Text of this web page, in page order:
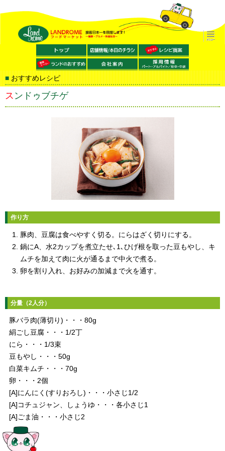
おすすめレシピ
スンドゥブチゲ
作り方
豚肉、豆腐は食べやすく切る。にらはざく切りにする。
鍋にA、水2カップを煮立たせ､1､ひげ根を取った豆もやし、キ
ムチを加えて肉に火が通るまで中火で煮る。
卵を割り入れ、お好みの加減まで火を通す。
分量（2人分）
豚バラ肉(薄切り)・・・80g
絹ごし豆腐・・・1/2丁
にら・・・1/3束
豆もやし・・・50g
白菜キムチ・・・70g
卵・・・2個
[A]にんにく(すりおろし)・・・小さじ1/2
[A]コチュジャン、しょうゆ・・・各小さじ1
[A]ごま油・・・小さじ2